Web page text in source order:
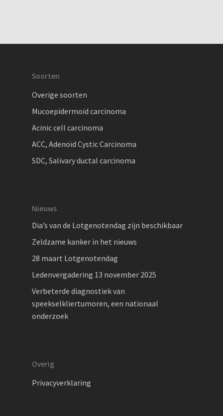
Soorten
Overige soorten
Mucoepidermoid carcinoma
Acinic cell carcinoma
ACC, Adenoïd Cystic Carcinoma
SDC, Salivary ductal carcinoma
Nieuws
Dia’s van de Lotgenotendag zijn beschikbaar
Zeldzame kanker in het nieuws
28 maart Lotgenotendag
Ledenvergadering 13 november 2025
Verbeterde diagnostiek van
speekselkliertumoren, een nationaal
onderzoek
Overig
Privacyverklaring